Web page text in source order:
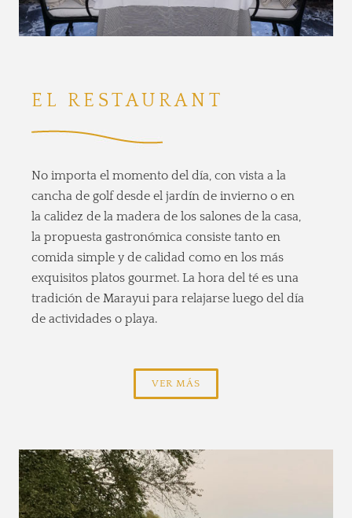
EL RESTAURANT
No importa el momento del día, con vista a la
cancha de golf desde el jardín de invierno o en
la calidez de la madera de los salones de la casa,
la propuesta gastronómica consiste tanto en
comida simple y de calidad como en los más
exquisitos platos gourmet. La hora del té es una
tradición de Marayui para relajarse luego del día
de actividades o playa.
VER MÁS